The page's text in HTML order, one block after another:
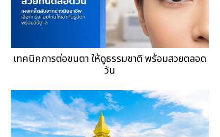
เทคนิคการต่อขนตา ให้ดูธรรมชาติ พร้อมสวยตลอด
วัน